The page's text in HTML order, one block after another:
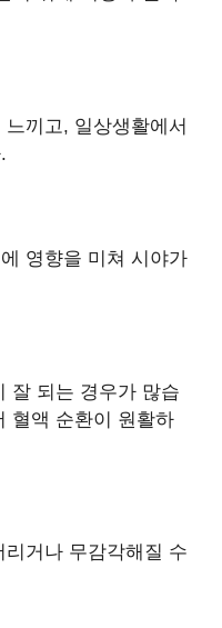
끼고, 일상생활에서
영향을 미쳐 시야가
잘 되는 경우가 많습
혈액 순환이 원활하
거나 무감각해질 수